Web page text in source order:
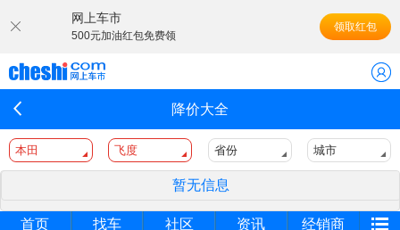
网上车市
500元加油红包免费领
领取红包
降价大全
本田 飞度 省份 城市
暂无信息
首页 找车 社区 资讯 经销商